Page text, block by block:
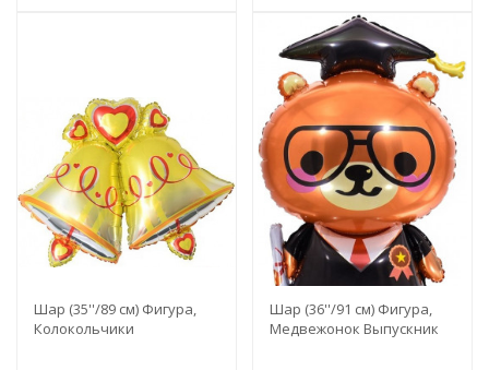
Шар (35''/89 см) Фигура,
Колокольчики
Шар (36''/91 см) Фигура,
Медвежонок Выпускник